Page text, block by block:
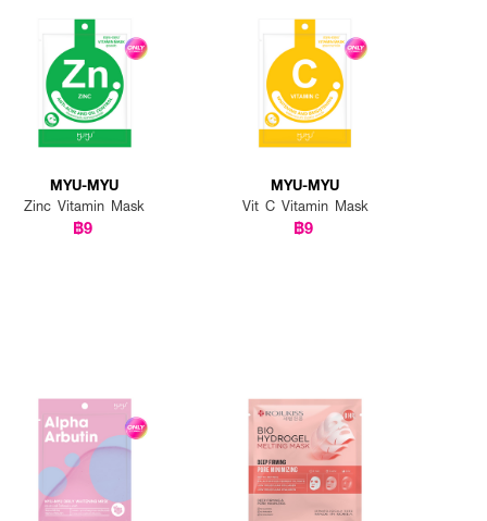
MYU-MYU
Zinc Vitamin Mask
฿9
MYU-MYU
Vit C Vitamin Mask
฿9